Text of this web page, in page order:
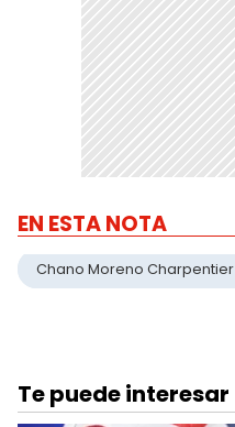
EN ESTA NOTA
Chano Moreno Charpentier